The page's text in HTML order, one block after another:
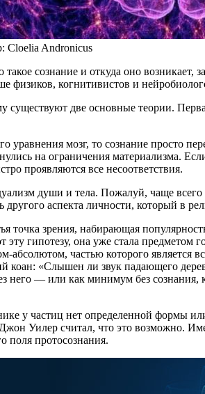
Cloelia Andronicus
сознание и откуда оно
физиков, когнитивистов и
существуют две основные теории.
уравнения мозг, то сознание просто
на ограничения материализма.
проявляются все несоответствия.
души и тела. Пожалуй, чаще всего
другого аспекта личности, который в
точка зрения, набирающая
эту гипотезу, она уже стала
абсолютом, частью которого является
коан: «Слышен ли звук падающего
него — или как минимум без сознания,
у частиц нет определенной формы
Уилер считал, что это возможно.
поля протосознания.